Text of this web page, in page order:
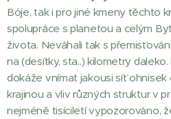
Bóje, tak i pro jiné kmeny těchto
spolupráce s planetou a celým
života. Neváhali tak s
na (desítky, sta..) kilometry
dokáže vnímat jakousi síť
krajinou a vliv různých struktur v
nejméně tisíciletí vypozorováno,